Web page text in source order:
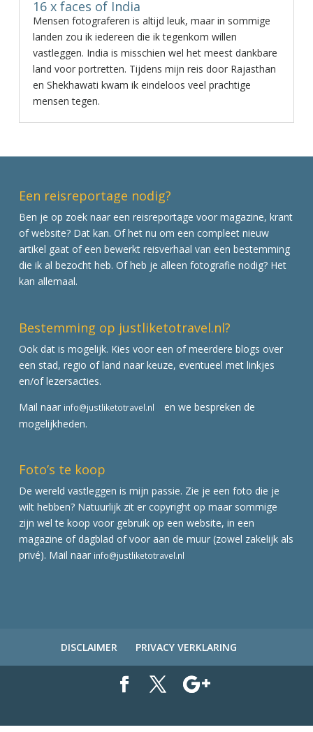
16 x faces of India
Mensen fotograferen is altijd leuk, maar in sommige
landen zou ik iedereen die ik tegenkom willen
vastleggen. India is misschien wel het meest dankbare
land voor portretten. Tijdens mijn reis door Rajasthan
en Shekhawati kwam ik eindeloos veel prachtige
mensen tegen.
Een reisreportage nodig?
Ben je op zoek naar een reisreportage voor magazine, krant
of website? Dat kan. Of het nu om een compleet nieuw
artikel gaat of een bewerkt reisverhaal van een bestemming
die ik al bezocht heb. Of heb je alleen fotografie nodig? Het
kan allemaal.
Bestemming op justliketotravel.nl?
Ook dat is mogelijk. Kies voor een of meerdere blogs over
een stad, regio of land naar keuze, eventueel met linkjes
en/of lezersacties.
Mail naar info@justliketotravel.nl
en we bespreken de
mogelijkheden.
Foto’s te koop
De wereld vastleggen is mijn passie. Zie je een foto die je
wilt hebben? Natuurlijk zit er copyright op maar sommige
zijn wel te koop voor gebruik op een website, in een
magazine of dagblad of voor aan de muur (zowel zakelijk als
privé). Mail naar info@justliketotravel.nl
DISCLAIMER PRIVACY VERKLARING